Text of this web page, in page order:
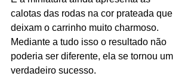
calotas das rodas na cor prateada que
deixam o carrinho muito charmoso.
Mediante a tudo isso o resultado não
poderia ser diferente, ela se tornou um
verdadeiro sucesso.